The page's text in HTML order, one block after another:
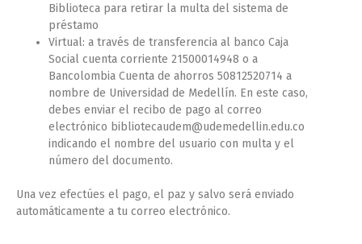
Biblioteca para retirar la multa del sistema de
préstamo
Virtual: a través de transferencia al banco Caja
Social cuenta corriente 21500014948 o a
Bancolombia Cuenta de ahorros 50812520714 a
nombre de Universidad de Medellín. En este caso,
debes enviar el recibo de pago al correo
electrónico bibliotecaudem@udemedellin.edu.co
indicando el nombre del usuario con multa y el
número del documento.
Una vez efectúes el pago, el paz y salvo será enviado
automáticamente a tu correo electrónico.